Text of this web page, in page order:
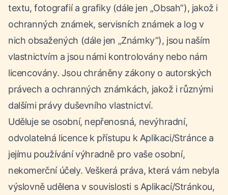
textu, fotografií a grafiky (dále jen „Obsah”), jakož i
ochranných známek, servisních známek a log v
nich obsažených (dále jen „Známky”), jsou naším
vlastnictvím a jsou námi kontrolovány nebo nám
licencovány. Jsou chráněny zákony o autorských
právech a ochranných známkách, jakož i různými
dalšími právy duševního vlastnictví.
Uděluje se osobní, nepřenosná, nevýhradní,
odvolatelná licence k přístupu k Aplikaci/Stránce a
jejímu používání výhradně pro vaše osobní,
nekomerční účely. Veškerá práva, která vám nebyla
výslovně udělena v souvislosti s Aplikací/Stránkou,